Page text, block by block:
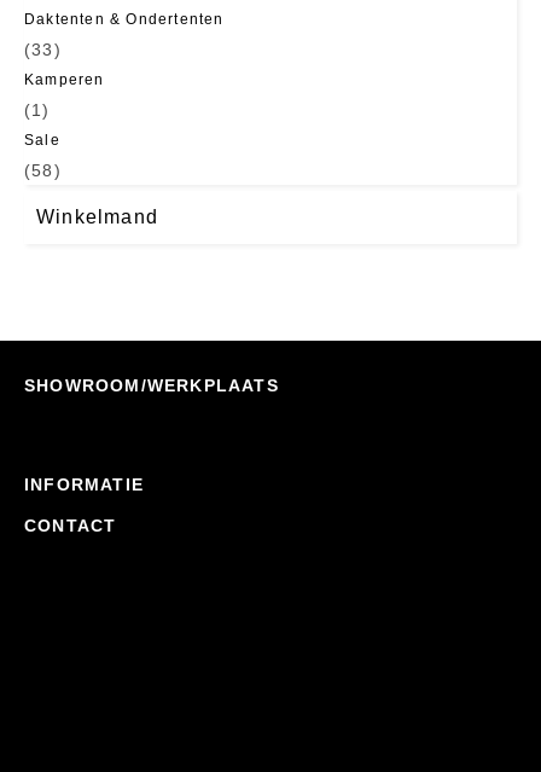
Daktenten & Ondertenten
(33)
Kamperen
(1)
Sale
(58)
Winkelmand
SHOWROOM/WERKPLAATS
INFORMATIE
CONTACT